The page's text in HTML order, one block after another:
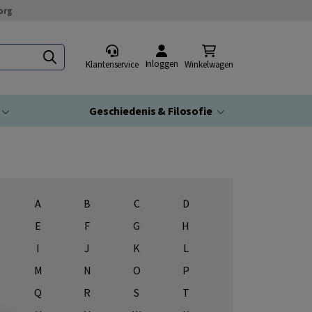
Klantenservice Inloggen Winkelwagen
Geschiedenis & Filosofie
A B C
D
E
F G
H
I
J K
L
M
N O
P
Q
R S
T